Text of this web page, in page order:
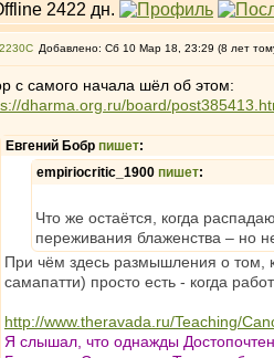
Добавлено: Сб 10 Мар 18, 23:29 (8 лет
с самого начала шёл об этом:
dharma.org.ru/board/
Евгений Бобр пишет:
empiriocritic_1900 пишет:
Что же остаётся, когда
переживания блаженства – но
При чём здесь размышления о том,
самапатти) просто есть - когда
http://www.theravada.ru/Teaching/
Я слышал, что однажды